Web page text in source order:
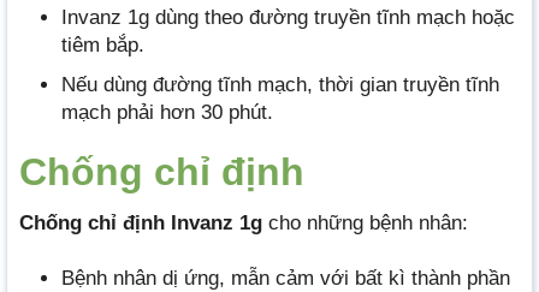
Invanz 1g dùng theo đường truyền tĩnh mạch hoặc
tiêm bắp.
Nếu dùng đường tĩnh mạch, thời gian truyền tĩnh
mạch phải hơn 30 phút.
Chống chỉ định
Chống chỉ định Invanz 1g cho những bệnh nhân:
Bệnh nhân dị ứng, mẫn cảm với bất kì thành phần